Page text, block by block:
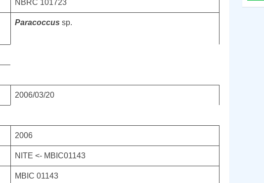
NBRC 101723
Paracoccus sp.
2006/03/20
2006
NITE <- MBIC01143
MBIC 01143